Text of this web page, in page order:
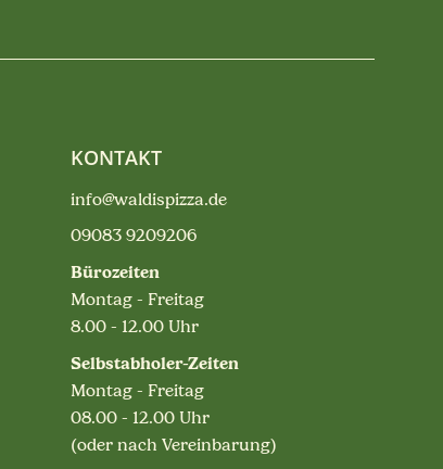
KONTAKT
info@waldispizza.de
09083 9209206
Bürozeiten
Montag - Freitag
8.00 - 12.00 Uhr
Selbstabholer-Zeiten
Montag - Freitag
08.00 - 12.00 Uhr
(oder nach Vereinbarung)